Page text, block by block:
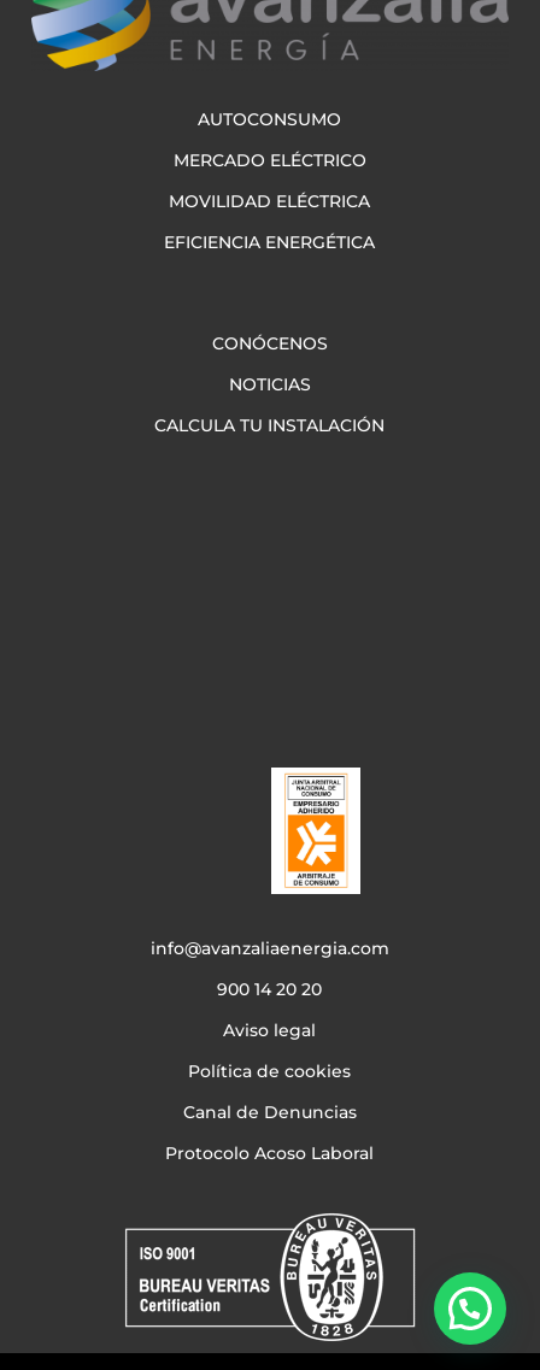
AUTOCONSUMO
MERCADO ELÉCTRICO
MOVILIDAD ELÉCTRICA
EFICIENCIA ENERGÉTICA
CONÓCENOS
NOTICIAS
CALCULA TU INSTALACIÓN
info@avanzaliaenergia.com
900 14 20 20
Aviso legal
Política de cookies
Canal de Denuncias
Protocolo Acoso Laboral